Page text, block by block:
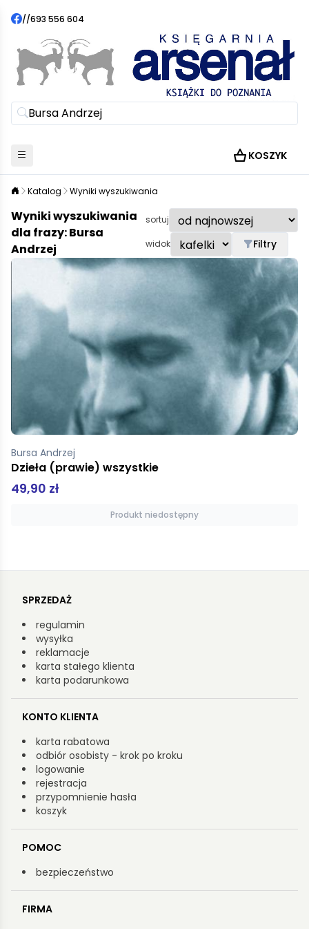
//693 556 604
KOSZYK
Katalog Wyniki wyszukiwania
Wyniki wyszukiwania
dla frazy: Bursa
Andrzej
sortuj
widok Filtry
Bursa Andrzej
Dzieła (prawie) wszystkie
49,90 zł
Produkt niedostępny
SPRZEDAŻ
regulamin
wysyłka
reklamacje
karta stałego klienta
karta podarunkowa
KONTO KLIENTA
karta rabatowa
odbiór osobisty - krok po kroku
logowanie
rejestracja
przypomnienie hasła
koszyk
POMOC
bezpieczeństwo
FIRMA